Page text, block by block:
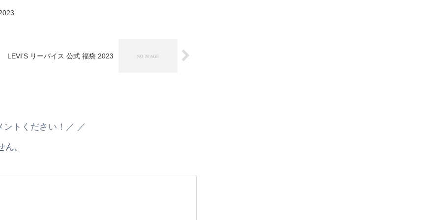
LEVI’S リーバイス 公式 福袋 2023
ントください！／
。